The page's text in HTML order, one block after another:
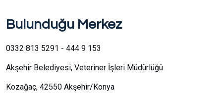
Bulunduğu Merkez
0332 813 5291 - 444 9 153
Akşehir Belediyesi, Veteriner İşleri Müdürlüğü
Kozağaç, 42550 Akşehir/Konya